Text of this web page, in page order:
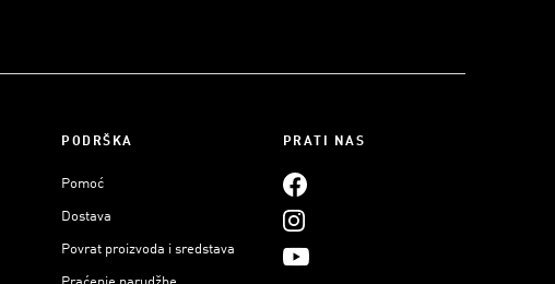
PODRŠKA
Pomoć
Dostava
Povrat proizvoda i sredstava
PRATI NAS